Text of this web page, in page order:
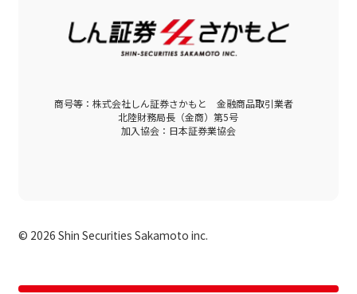
商号等：株式会社しん証券さかもと 金融商品取引業者
北陸財務局長（金商）第5号
加入協会：日本証券業協会
© 2026 Shin Securities Sakamoto inc.